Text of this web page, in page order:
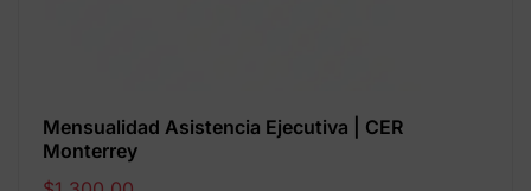
Mensualidad Asistencia Ejecutiva | CER
Monterrey